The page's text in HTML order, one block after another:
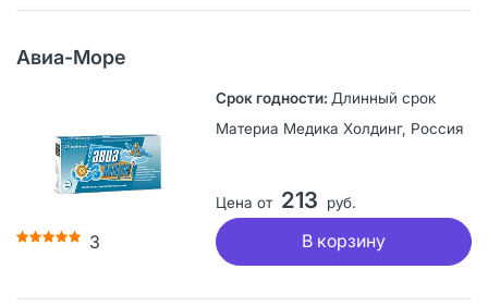
Авиа-Море
3
Длинный срок
Материа Медика Холдинг, Россия
Цена от 213 руб.
В корзину